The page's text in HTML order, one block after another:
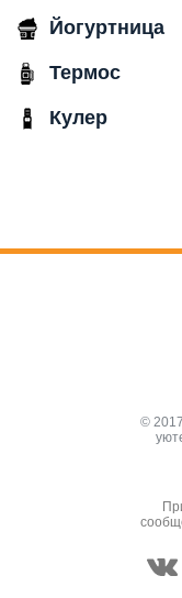
Йогуртница
Термос
Кулер
©